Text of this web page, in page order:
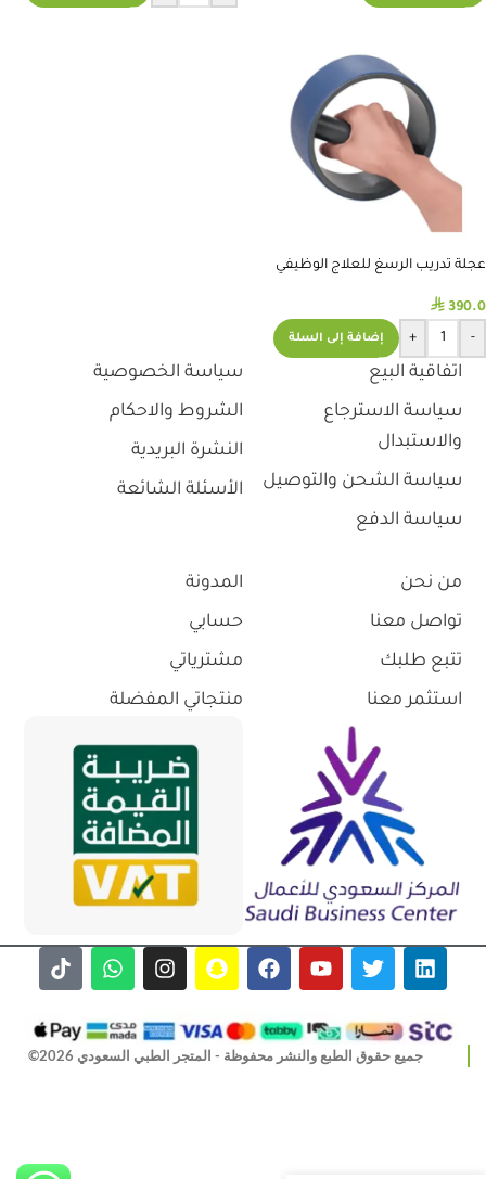
عجلة تدريب الرسغ للعلاج الوظيفي
⃁ 390.0
-
+ إضافة إلى السلة
اتفاقية البيع
سياسة الاسترجاع
والاستبدال
سياسة الشحن والتوصيل
سياسة الدفع
سياسة الخصوصية
الشروط والاحكام
النشرة البريدية
الأسئلة الشائعة
من نحن
تواصل معنا
تتبع طلبك
استثمر معنا
المدونة
حسابي
مشترياتي
منتجاتي المفضلة
جميع حقوق الطبع والنشر محفوظة - المتجر الطبي السعودي 2026©